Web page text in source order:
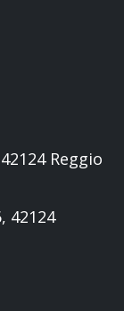
Reggio
42124